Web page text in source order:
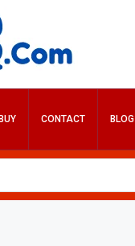
BUY CONTACT BLOG